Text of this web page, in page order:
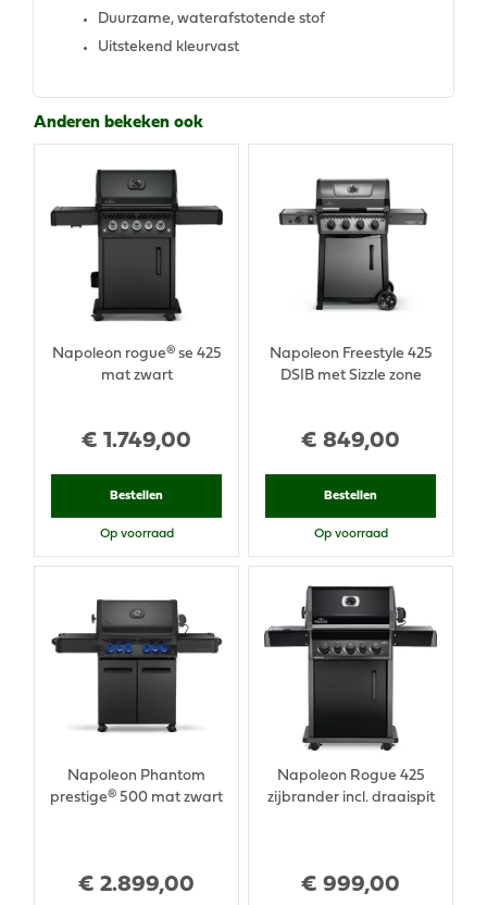
Duurzame, waterafstotende stof
Uitstekend kleurvast
Anderen bekeken ook
€ 1.749,00
Napoleon rogue® se 425
mat zwart
Bestellen
Op voorraad
€ 849,00
Napoleon Freestyle 425
DSIB met Sizzle zone
Bestellen
Op voorraad
€ 2.899,00
Napoleon Phantom
prestige® 500 mat zwart
€ 999,00
Napoleon Rogue 425
zijbrander incl. draaispit